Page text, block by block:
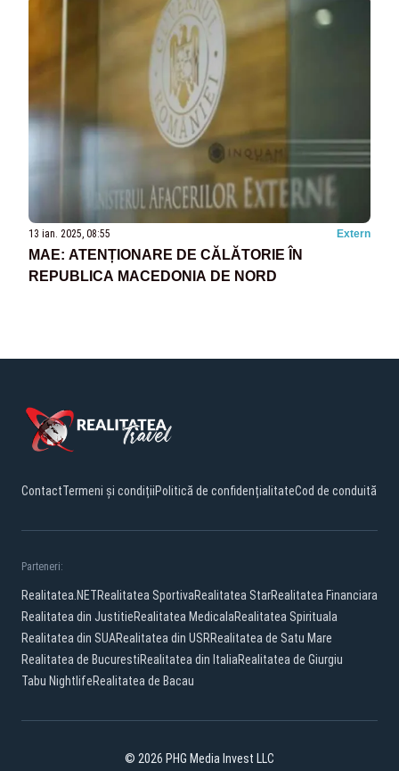
13 ian. 2025, 08:55 Extern
MAE: ATENȚIONARE DE CĂLĂTORIE ÎN
REPUBLICA MACEDONIA DE NORD
ContactTermeni și condițiiPolitică de confidențialitateCod de conduită
Parteneri:
Realitatea.NETRealitatea SportivaRealitatea StarRealitatea Financiara
Realitatea din JustitieRealitatea MedicalaRealitatea Spirituala
Realitatea din SUARealitatea din USRRealitatea de Satu Mare
Realitatea de BucurestiRealitatea din ItaliaRealitatea de Giurgiu
Tabu NightlifeRealitatea de Bacau
© 2026 PHG Media Invest LLC